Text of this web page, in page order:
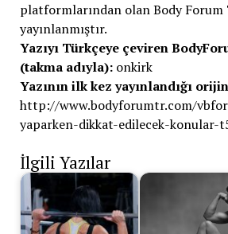
platformlarından olan Body Forum
yayınlanmıştır.
Yazıyı Türkçeye çeviren
(takma adıyla):onkirk
Yazının ilk kez yayınlandığı
http://www.bodyforumtr.com/
yaparken-dikkat-edilecek-konular-
İlgili Yazılar